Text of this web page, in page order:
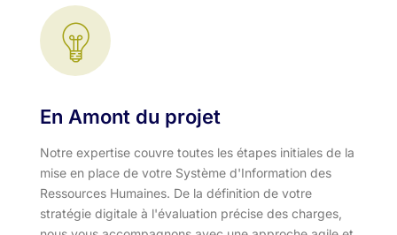
En Amont du projet
Notre expertise couvre toutes les étapes initiales de la
mise en place de votre Système d'Information des
Ressources Humaines. De la définition de votre
stratégie digitale à l'évaluation précise des charges,